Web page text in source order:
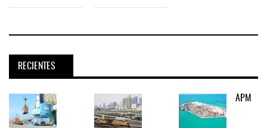
RECIENTES
APM